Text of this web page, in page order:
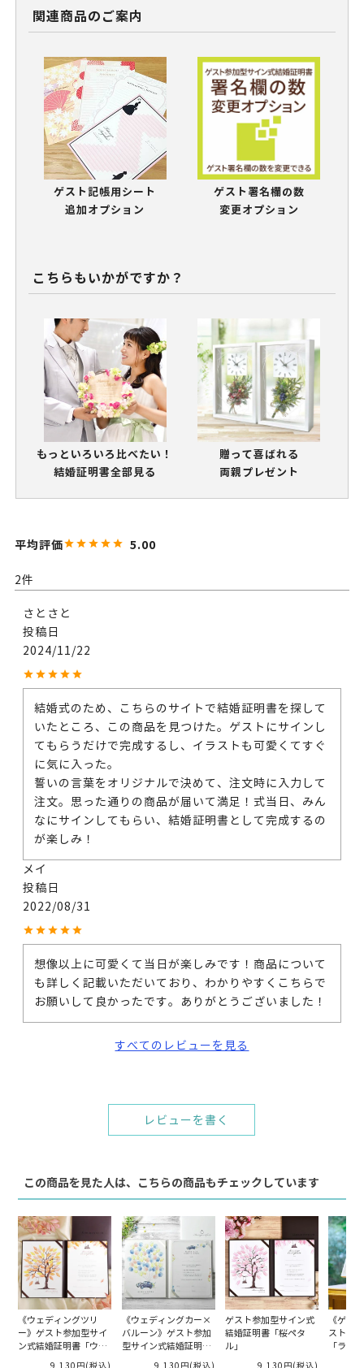
関連商品のご案内
ゲスト記帳用シート
追加オプション
ゲスト署名欄の数
変更オプション
こちらもいかがですか？
もっといろいろ比べたい！
結婚証明書全部見る
贈って喜ばれる
両親プレゼント
5.00
2
さとさと
投稿日
2024/11/22
結婚式のため、こちらのサイトで結婚証明書を探して
いたところ、この商品を見つけた。ゲストにサインし
てもらうだけで完成するし、イラストも可愛くてすぐ
に気に入った。
誓いの言葉をオリジナルで決めて、注文時に入力して
注文。思った通りの商品が届いて満足！式当日、みん
なにサインしてもらい、結婚証明書として完成するの
が楽しみ！
メイ
投稿日
2022/08/31
想像以上に可愛くて当日が楽しみです！商品について
も詳しく記載いただいており、わかりやすくこちらで
お願いして良かったです。ありがとうございました！
すべてのレビューを見る
レビューを書く
この商品を見た人は、こちらの商品もチェックしています
《ウェディングツリ
ー》ゲスト参加型サイ
ン式結婚証明書「ウェ
9,130円(税込)
《ウェディングカー×
バルーン》ゲスト参加
型サイン式結婚証明書
9,130円(税込)
ゲスト参加型サイン式
結婚証明書「桜ペタ
ル」
9,130円(税込)
《ゲス
ストフ
「ラン